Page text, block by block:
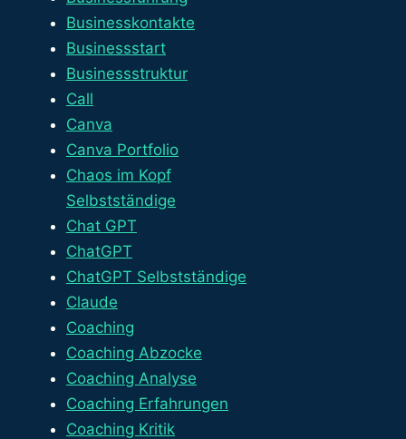
Businesskontakte
Businessstart
Businessstruktur
Call
Canva
Canva Portfolio
Chaos im Kopf
Selbstständige
Chat GPT
ChatGPT
ChatGPT Selbstständige
Claude
Coaching
Coaching Abzocke
Coaching Analyse
Coaching Erfahrungen
Coaching Kritik